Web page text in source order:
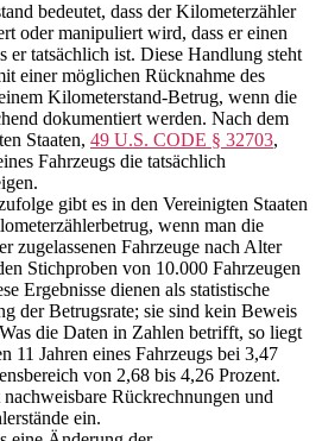
bedeutet, dass der Kilometerzähler
oder manipuliert wird, dass er einen
er tatsächlich ist. Diese Handlung steht
einer möglichen Rücknahme des
Kilometerstand-Betrug, wenn die
dokumentiert werden. Nach dem
Staaten, 49 U.S. CODE § 32703,
Fahrzeugs die tatsächlich
gibt es in den Vereinigten Staaten
wenn man die
zugelassenen Fahrzeuge nach Alter
Stichproben von 10.000 Fahrzeugen
Ergebnisse dienen als statistische
der Betrugsrate; sie sind kein Beweis
die Daten in Zahlen betrifft, so liegt
11 Jahren eines Fahrzeugs bei 3,47
von 2,68 bis 4,26 Prozent.
Rückrechnungen und
ein.